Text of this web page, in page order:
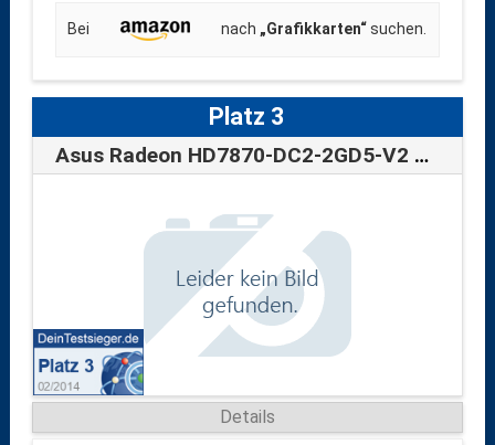
Bei nach „Grafikkarten“suchen.
Platz 3
Asus Radeon HD7870-DC2-2GD5-V2 Grafikkar…
Details